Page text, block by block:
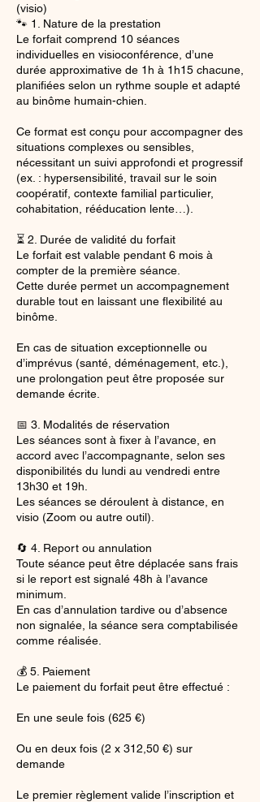
(visio)
🐾 1. Nature de la prestation
Le forfait comprend 10 séances
individuelles en visioconférence, d’une
durée approximative de 1h à 1h15 chacune,
planifiées selon un rythme souple et adapté
au binôme humain-chien.
Ce format est conçu pour accompagner des
situations complexes ou sensibles,
nécessitant un suivi approfondi et progressif
(ex. : hypersensibilité, travail sur le soin
coopératif, contexte familial particulier,
cohabitation, rééducation lente…).
⏳ 2. Durée de validité du forfait
Le forfait est valable pendant 6 mois à
compter de la première séance.
Cette durée permet un accompagnement
durable tout en laissant une flexibilité au
binôme.
En cas de situation exceptionnelle ou
d’imprévus (santé, déménagement, etc.),
une prolongation peut être proposée sur
demande écrite.
📅 3. Modalités de réservation
Les séances sont à fixer à l’avance, en
accord avec l’accompagnante, selon ses
disponibilités du lundi au vendredi entre
13h30 et 19h.
Les séances se déroulent à distance, en
visio (Zoom ou autre outil).
🔄 4. Report ou annulation
Toute séance peut être déplacée sans frais
si le report est signalé 48h à l’avance
minimum.
En cas d’annulation tardive ou d’absence
non signalée, la séance sera comptabilisée
comme réalisée.
💰 5. Paiement
Le paiement du forfait peut être effectué :
En une seule fois (625 €)
Ou en deux fois (2 x 312,50 €) sur
demande
Le premier règlement valide l’inscription et